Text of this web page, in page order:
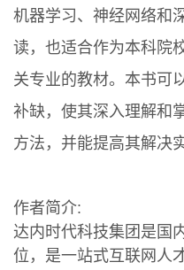
机器学习、神经网络和
读，也适合作为本科院
关专业的教材。本书可
补缺，使其深入理解和
方法，并能提高其解决
作者简介:
达内时代科技集团是国
位，是一站式互联网人